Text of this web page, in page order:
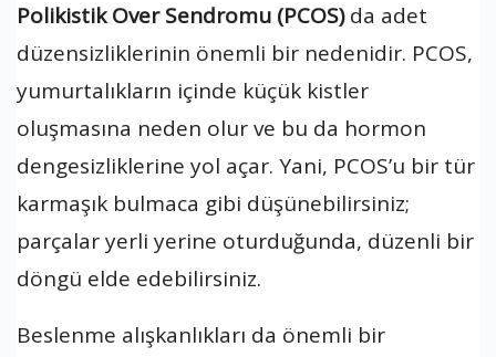
Polikistik Over Sendromu (PCOS)da adet
düzensizliklerinin önemli bir nedenidir. PCOS,
yumurtalıkların içinde küçük kistler
oluşmasına neden olur ve bu da hormon
dengesizliklerine yol açar. Yani, PCOS’u bir tür
karmaşık bulmaca gibi düşünebilirsiniz;
parçalar yerli yerine oturduğunda, düzenli bir
döngü elde edebilirsiniz.
Beslenme alışkanlıkları da önemli bir